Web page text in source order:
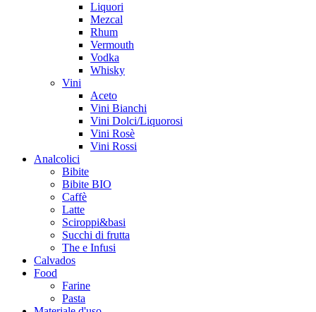
Liquori
Mezcal
Rhum
Vermouth
Vodka
Whisky
Vini
Aceto
Vini Bianchi
Vini Dolci/Liquorosi
Vini Rosè
Vini Rossi
Analcolici
Bibite
Bibite BIO
Caffè
Latte
Sciroppi&basi
Succhi di frutta
The e Infusi
Calvados
Food
Farine
Pasta